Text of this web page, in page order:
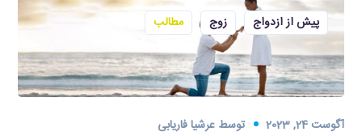
پیش از ازدواج زوج مطالب
آگوست 24, 2023 توسطعرشیا فاریابی